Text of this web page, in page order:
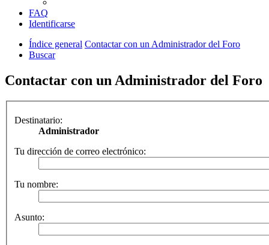
FAQ
Identificarse
Índice general Contactar con un Administrador del Foro
Buscar
Contactar con un Administrador del Foro
Destinatario:
Administrador
Tu dirección de correo electrónico:
Tu nombre:
Asunto: